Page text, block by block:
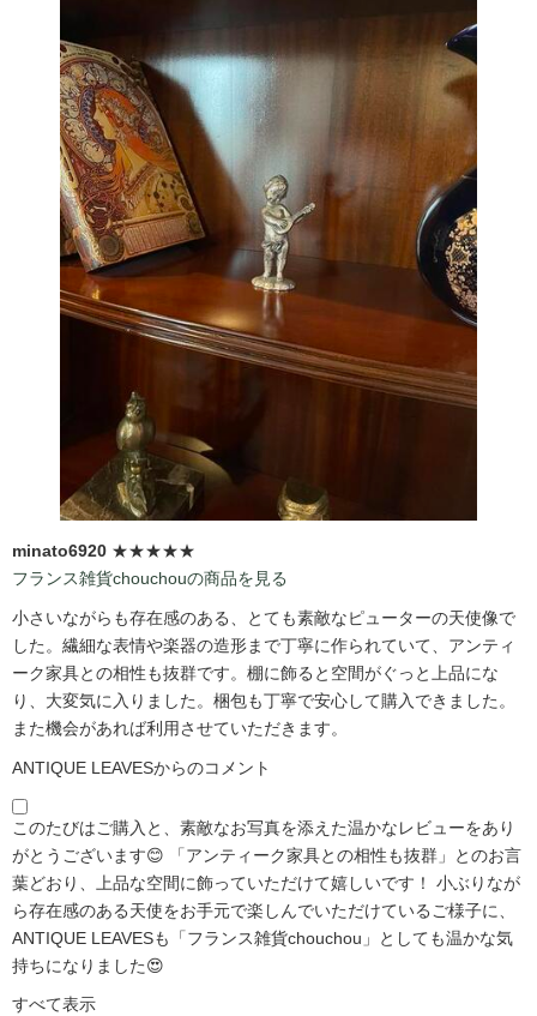
minato6920 ★★★★★
フランス雑貨chouchouの商品を見る
小さいながらも存在感のある、とても素敵なピューターの天使像で
した。繊細な表情や楽器の造形まで丁寧に作られていて、アンティ
ーク家具との相性も抜群です。棚に飾ると空間がぐっと上品にな
り、大変気に入りました。梱包も丁寧で安心して購入できました。
また機会があれば利用させていただきます。
ANTIQUE LEAVESからのコメント
このたびはご購入と、素敵なお写真を添えた温かなレビューをあり
がとうございます😊 「アンティーク家具との相性も抜群」とのお言
葉どおり、上品な空間に飾っていただけて嬉しいです！ 小ぶりなが
ら存在感のある天使をお手元で楽しんでいただけているご様子に、
ANTIQUE LEAVESも「フランス雑貨chouchou」としても温かな気
持ちになりました😍
すべて表示